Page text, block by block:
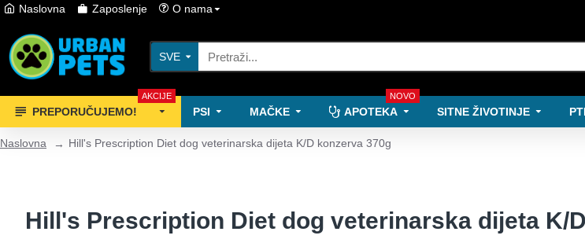
Naslovna Zaposlenje O nama
SVE
PREPORUČUJEMO!
AKCIJE
PSI MAČKE APOTEKA
NOVO
SITNE ŽIVOTINJE
Naslovna Hill's Prescription Diet dog veterinarska dijeta K/D konzerva 370g
Hill's Prescription Diet dog veterinarska dijeta K/